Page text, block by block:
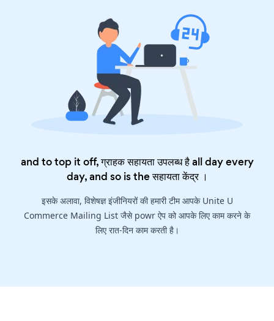
and to top it off, ग्राहक सहायता उपलब्ध है all day every
day, and so is theसहायता केंद्र।
इसके अलावा, विशेषज्ञ इंजीनियरों की हमारी टीम आपके Unite U
Commerce Mailing List जैसे powr ऐप को आपके लिए काम करने के
लिए रात-दिन काम करती है।